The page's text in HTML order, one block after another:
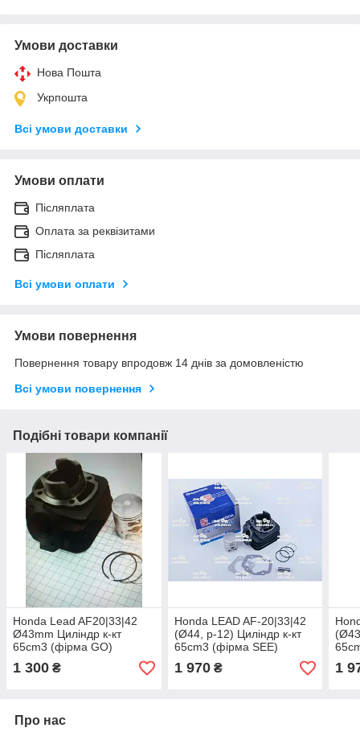
Умови доставки
Нова Пошта
Укрпошта
Всі умови доставки
Умови оплати
Післяплата
Оплата за реквізитами
Післяплата
Всі умови оплати
Умови повернення
Повернення товару впродовж 14 днів за домовленістю
Всі умови повернення
Подібні товари компанії
Honda Lead AF20|33|42
Ø43mm Циліндр к-кт
65cm3 (фірма GO)
1 300 ₴
Honda LEAD AF-20|33|42
(Ø44, p-12) Циліндр к-кт
65cm3 (фірма SEE)
1 970₴ 1
Про нас